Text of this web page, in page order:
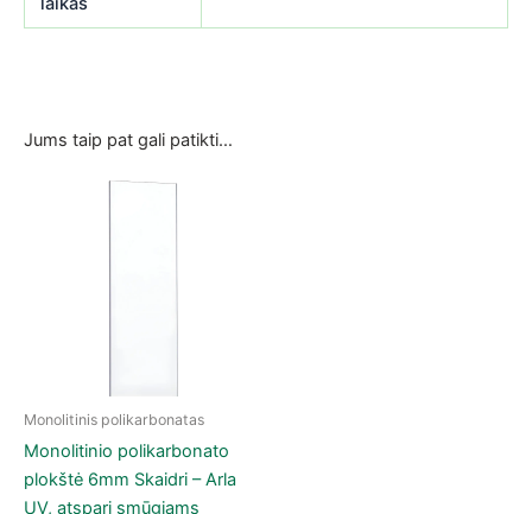
Jums taip pat gali patikti…
Monolitinis polikarbonatas
Monolitinio polikarbonato
plokštė 6mm Skaidri – Arla
UV, atspari smūgiams
This product has multiple variants. The options may be